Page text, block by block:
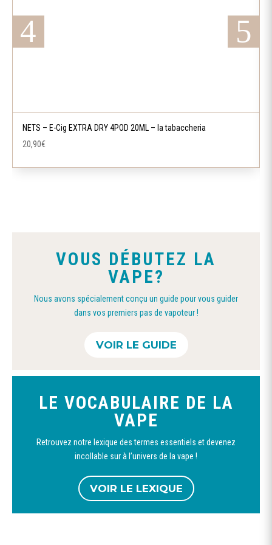
NETS – E-Cig EXTRA DRY 4POD 20ML – la tabaccheria
20,90€
VOUS DÉBUTEZ LA
VAPE?
Nous avons spécialement conçu un guide pour vous guider
dans vos premiers pas de vapoteur !
VOIR LE GUIDE
LE VOCABULAIRE DE LA
VAPE
Retrouvez notre lexique des termes essentiels et devenez
incollable sur à l’univers de la vape !
VOIR LE LEXIQUE